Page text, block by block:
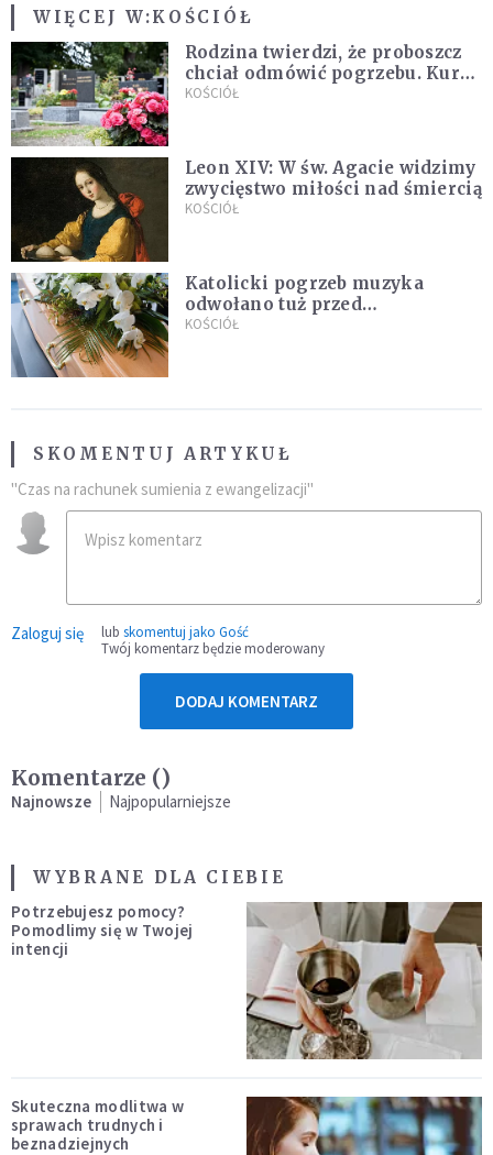
WIĘCEJ W:KOŚCIÓŁ
Rodzina twierdzi, że proboszcz
chciał odmówić pogrzebu. Kuria
zapowiada wyjaśnienia
KOŚCIÓŁ
Leon XIV: W św. Agacie widzimy
zwycięstwo miłości nad śmiercią
KOŚCIÓŁ
Katolicki pogrzeb muzyka
odwołano tuż przed
uroczystością. Powodem była
KOŚCIÓŁ
SKOMENTUJ ARTYKUŁ
"Czas na rachunek sumienia z ewangelizacji"
Zaloguj się lub skomentuj jako Gość
Twój komentarz będzie moderowany
DODAJ KOMENTARZ
Komentarze ()
Najnowsze Najpopularniejsze
WYBRANE DLA CIEBIE
Potrzebujesz pomocy?
Pomodlimy się w Twojej
intencji
Skuteczna modlitwa w
sprawach trudnych i
beznadziejnych